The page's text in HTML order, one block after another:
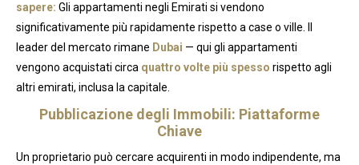
sapere: Gli appartamenti negli Emirati si vendono
significativamente più rapidamente rispetto a case o ville. Il
leader del mercato rimane Dubai — qui gli appartamenti
vengono acquistati circa quattro volte più spesso rispetto agli
altri emirati, inclusa la capitale.
Pubblicazione degli Immobili: Piattaforme
Chiave
Un proprietario può cercare acquirenti in modo indipendente, ma